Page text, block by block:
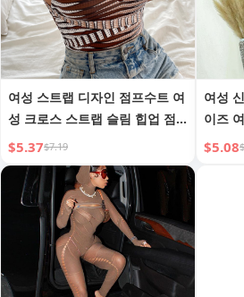
여성 스트랩 디자인 점프수트 여
성 크로스 스트랩 슬림 힙업 점
프수트
$5.37$7.19
여성
이즈
골지
$5.08